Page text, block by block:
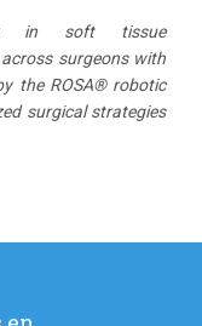
in soft tissue
surgeons with
the ROSA® robotic
surgical strategies